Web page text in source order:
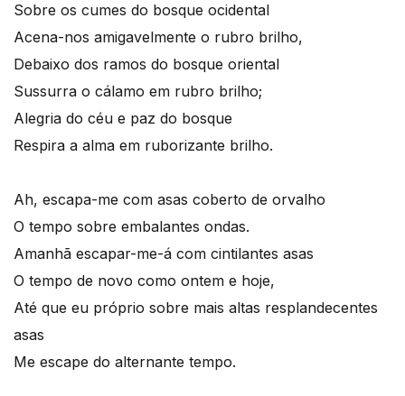
Sobre os cumes do bosque ocidental
Acena-nos amigavelmente o rubro brilho,
Debaixo dos ramos do bosque oriental
Sussurra o cálamo em rubro brilho;
Alegria do céu e paz do bosque
Respira a alma em ruborizante brilho.
Ah, escapa-me com asas coberto de orvalho
O tempo sobre embalantes ondas.
Amanhã escapar-me-á com cintilantes asas
O tempo de novo como ontem e hoje,
Até que eu próprio sobre mais altas resplandecentes
asas
Me escape do alternante tempo.